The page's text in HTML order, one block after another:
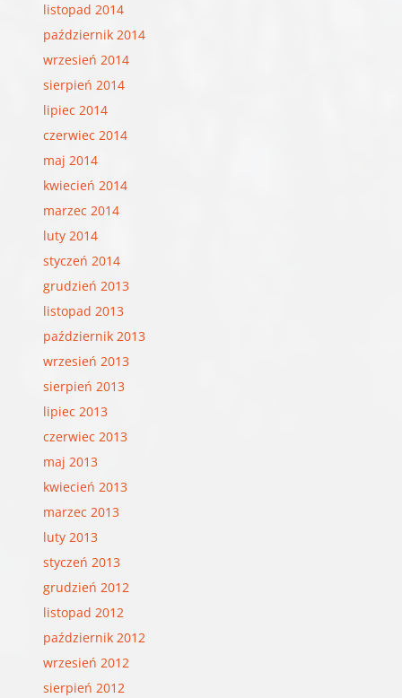
listopad 2014
październik 2014
wrzesień 2014
sierpień 2014
lipiec 2014
czerwiec 2014
maj 2014
kwiecień 2014
marzec 2014
luty 2014
styczeń 2014
grudzień 2013
listopad 2013
październik 2013
wrzesień 2013
sierpień 2013
lipiec 2013
czerwiec 2013
maj 2013
kwiecień 2013
marzec 2013
luty 2013
styczeń 2013
grudzień 2012
listopad 2012
październik 2012
wrzesień 2012
sierpień 2012